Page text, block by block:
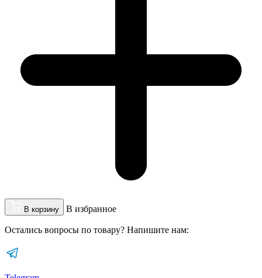
В корзину В избранное
Остались вопросы по товару? Напишите нам: